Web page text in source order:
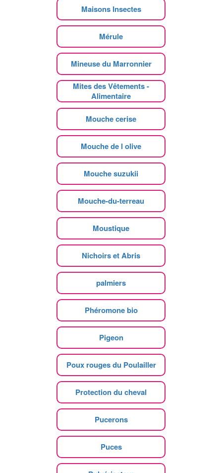
Maisons Insectes
Mérule
Mineuse du Marronnier
Mites des Vêtements -
Alimentaire
Mouche cerise
Mouche de l olive
Mouche suzukii
Mouche-du-terreau
Moustique
Nichoirs et Abris
palmiers
Phéromone bio
Pigeon
Poux rouges du Poulailler
Protection du cheval
Pucerons
Puces